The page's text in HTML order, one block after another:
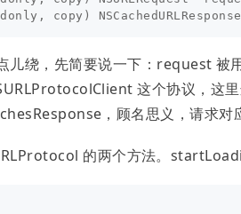
, copy ) NSCachedURLResponse
儿绕，先简要说一下：request 被
这个协议，这
，顾名思义，请求对
的两个方法。